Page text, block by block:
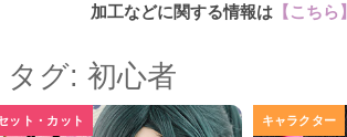
加工などに関する情報は【こちら】
タグ: 初心者
ット・カット キャラクター